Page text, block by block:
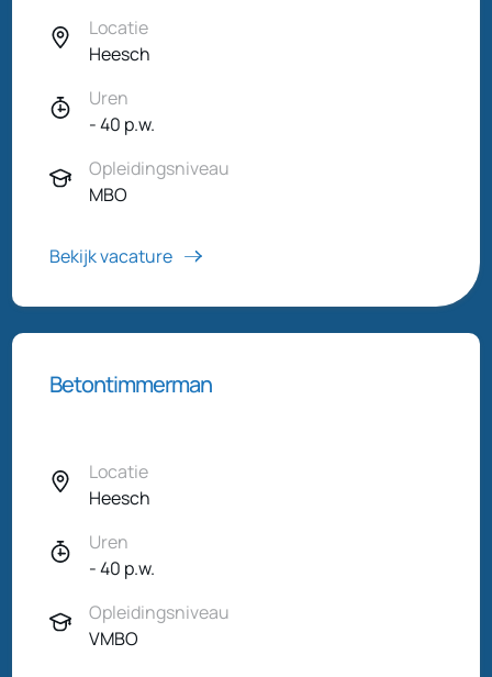
Locatie
Heesch
Uren
- 40 p.w.
Opleidingsniveau
MBO
Bekijk vacature
Betontimmerman
Locatie
Heesch
Uren
- 40 p.w.
Opleidingsniveau
VMBO